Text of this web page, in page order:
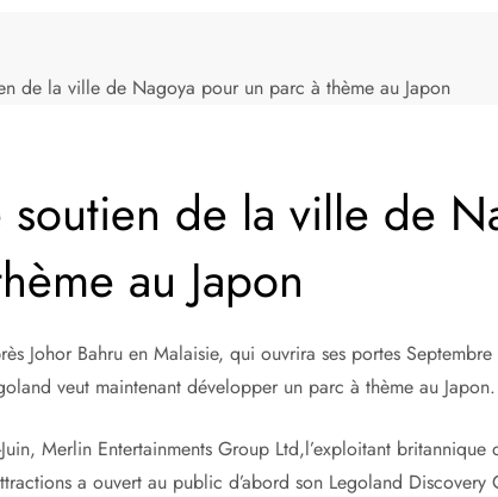
de la ville de Nagoya pour un parc à thème au Japon
de la ville de
au Japon
Johor Bahru en Malaisie, qui ouvrira ses portes
veut maintenant développer un parc à thème au Japon.
Merlin Entertainments Group Ltd,l’exploitant britannique
a ouvert au public d’abord son Legoland Discovery